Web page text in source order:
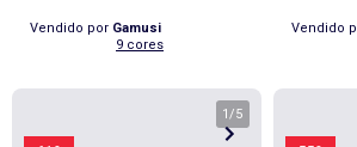
Vendido por Gamusi
9 cores
Vendido
1 /5